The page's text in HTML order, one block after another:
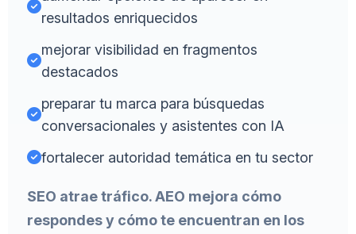
resultados enriquecidos
mejorar visibilidad en fragmentos
destacados
preparar tu marca para búsquedas
conversacionales y asistentes con IA
fortalecer autoridad temática en tu sector
SEO atrae tráfico. AEO mejora cómo
respondes y cómo te encuentran en los